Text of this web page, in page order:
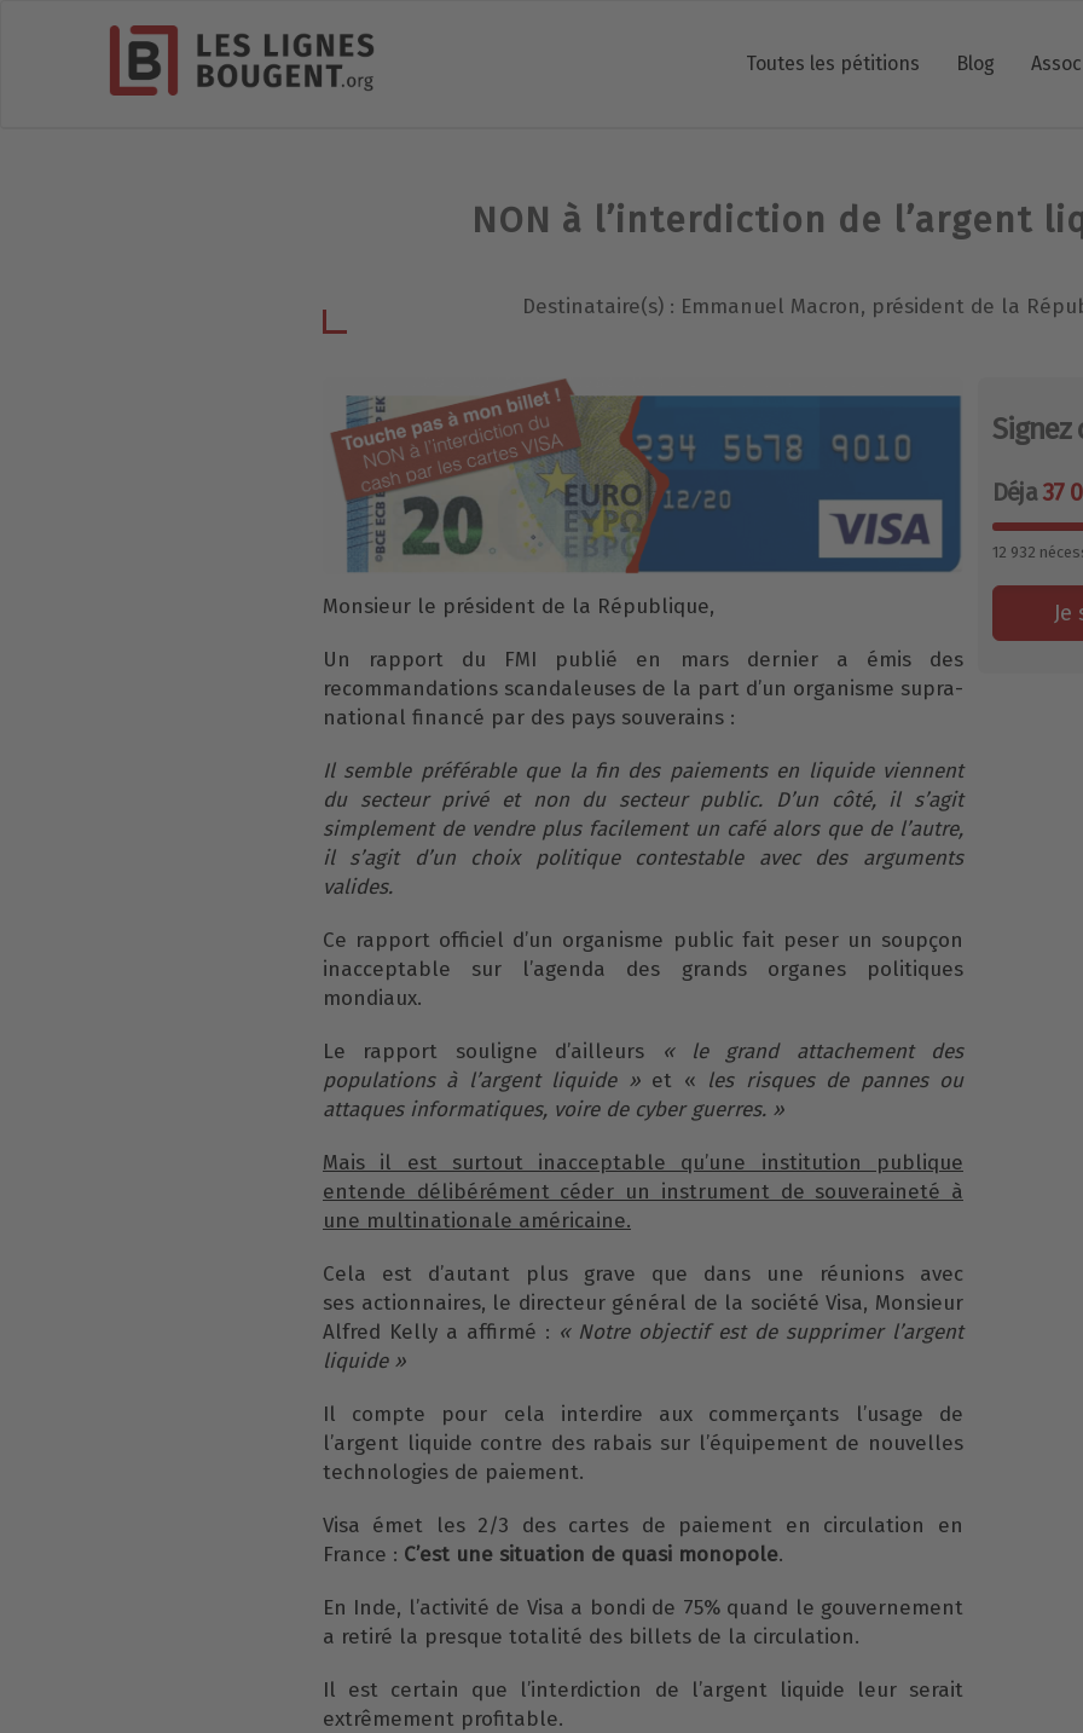
Toutes les pétitions Blog
NON à l’interdiction de l’argent
Destinataire(s) : Emmanuel Macron, président de la
Monsieur le président de la République,
Un rapport du FMI publié en mars dernier a émis des
recommandations scandaleuses de la part d’un organisme supra-
national financé par des pays souverains :
Il semble préférable que la fin des paiements en liquide viennent
du secteur privé et non du secteur public. D’un côté, il s’agit
simplement de vendre plus facilement un café alors que de l’autre,
il s’agit d’un choix politique contestable avec des arguments
valides.
Ce rapport officiel d’un organisme public fait peser un soupçon
inacceptable sur l’agenda des grands organes politiques
mondiaux.
Le rapport souligne d’ailleurs
« le grand attachement des
populations à l’argent liquide » et « les risques de pannes ou
attaques informatiques, voire de cyber guerres. »
Mais il est surtout inacceptable qu’une institution publique
entende délibérément céder un instrument de souveraineté à
une multinationale américaine.
Cela est d’autant plus grave que dans une réunions avec
ses actionnaires, le directeur général de la société Visa, Monsieur
Alfred Kelly a affirmé : « Notre objectif est de supprimer l’argent
liquide »
Il compte pour cela interdire aux commerçants l’usage de
l’argent liquide contre des rabais sur l’équipement de nouvelles
technologies de paiement.
Visa émet les 2/3 des cartes de paiement en circulation en
France : C’est une situation de quasi monopole.
En Inde, l’activité de Visa a bondi de 75% quand le gouvernement
a retiré la presque totalité des billets de la circulation.
Il est certain que l’interdiction de l’argent liquide leur serait
extrêmement profitable.
Déja37
12 932